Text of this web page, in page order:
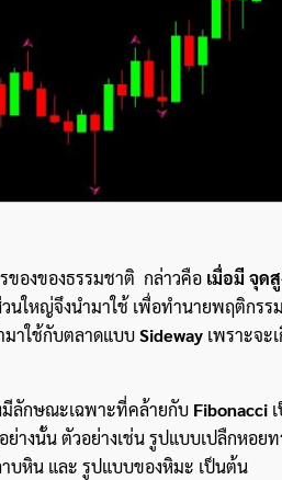
องของธรรมชาติ กล่าวคือ เมื่อมี จุด
นใหญ่จึงนำมาใช้ เพื่อทำนายพฤติกรร
มาใช้กับตลาดแบบSideway เพราะจ
มีลักษณะเฉพาะที่คล้ายกับ Fibonacci
างนั้น ตัวอย่างเช่น รูปแบบเปลืกหอย
บหิน และ รูปแบบของหิมะ เป็นต้น